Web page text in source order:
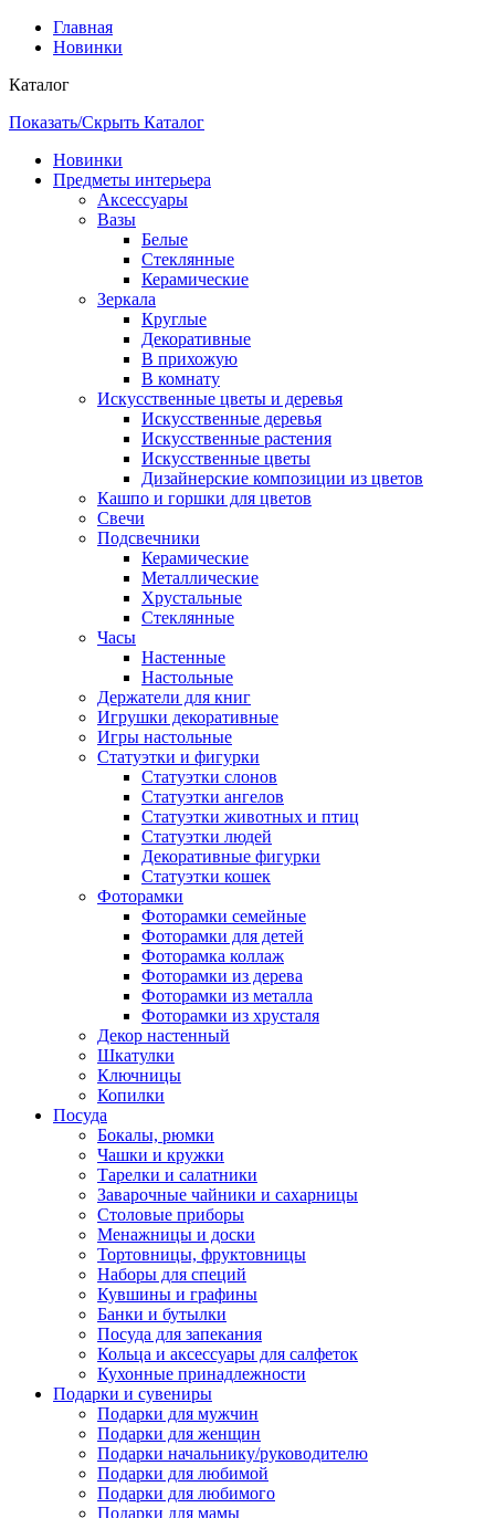
Главная
Новинки
Каталог
Показать/Скрыть Каталог
Новинки
Предметы интерьера
Аксессуары
Вазы
Белые
Стеклянные
Керамические
Зеркала
Круглые
Декоративные
В прихожую
В комнату
Искусственные цветы и деревья
Искусственные деревья
Искусственные растения
Искусственные цветы
Дизайнерские композиции из цветов
Кашпо и горшки для цветов
Свечи
Подсвечники
Керамические
Металлические
Хрустальные
Стеклянные
Часы
Настенные
Настольные
Держатели для книг
Игрушки декоративные
Игры настольные
Статуэтки и фигурки
Статуэтки слонов
Статуэтки ангелов
Статуэтки животных и птиц
Статуэтки людей
Декоративные фигурки
Статуэтки кошек
Фоторамки
Фоторамки семейные
Фоторамки для детей
Фоторамка коллаж
Фоторамки из дерева
Фоторамки из металла
Фоторамки из хрусталя
Декор настенный
Шкатулки
Ключницы
Копилки
Посуда
Бокалы, рюмки
Чашки и кружки
Тарелки и салатники
Заварочные чайники и сахарницы
Столовые приборы
Менажницы и доски
Тортовницы, фруктовницы
Наборы для специй
Кувшины и графины
Банки и бутылки
Посуда для запекания
Кольца и аксессуары для салфеток
Кухонные принадлежности
Подарки и сувениры
Подарки для мужчин
Подарки для женщин
Подарки начальнику/руководителю
Подарки для любимой
Подарки для любимого
Подарки для мамы